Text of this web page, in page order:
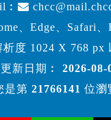
、Edge、Safari、
析度 1024 X 768 px
更新日期︰
2026-08-
是第 21766141 位瀏